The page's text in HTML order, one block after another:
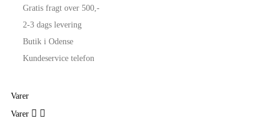
Gratis fragt over 500,-
2-3 dags levering
Butik i Odense
Kundeservice telefon
Varer
Varer  